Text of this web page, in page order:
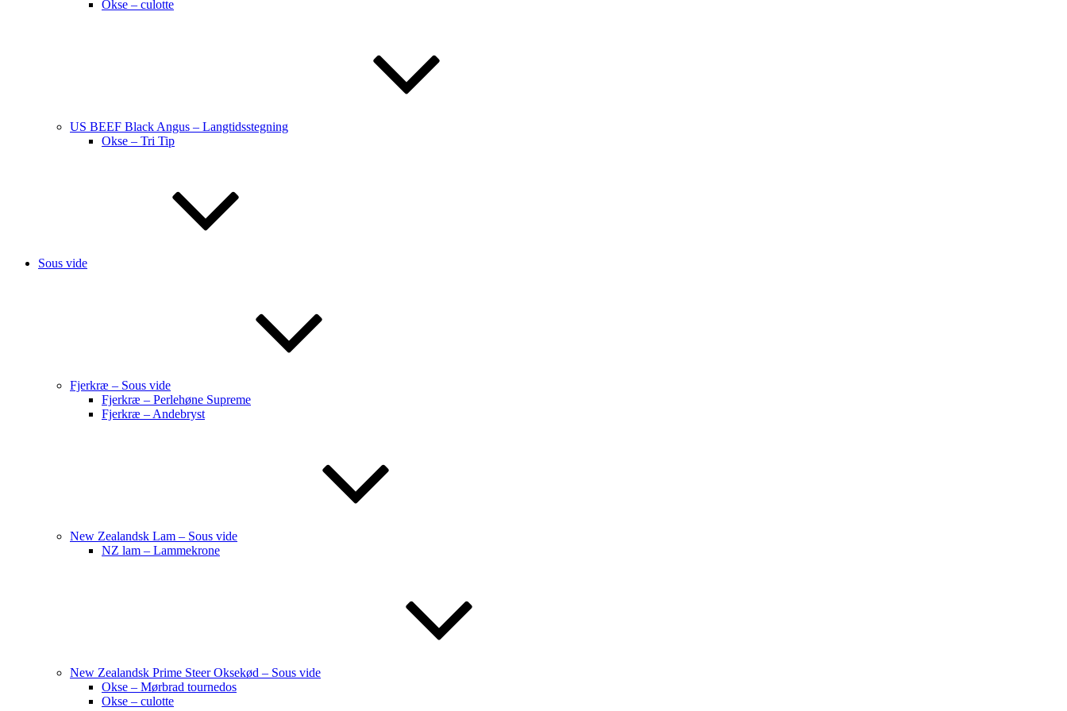
Okse – culotte
US BEEF Black Angus – Langtidsstegning
Okse – Tri Tip
Sous vide
Fjerkræ – Sous vide
Fjerkræ – Perlehøne Supreme
Fjerkræ – Andebryst
New Zealandsk Lam – Sous vide
NZ lam – Lammekrone
New Zealandsk Prime Steer Oksekød – Sous vide
Okse – Mørbrad tournedos
Okse – culotte